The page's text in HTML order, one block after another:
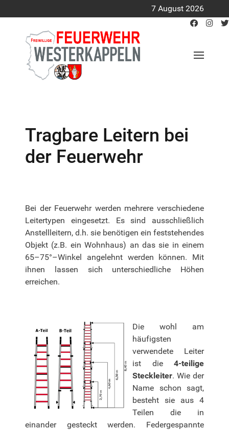
7 August 2026
Tragbare Leitern bei
der Feuerwehr
Bei der Feuerwehr werden mehrere verschiedene
Leitertypen eingesetzt. Es sind ausschließlich
Anstellleitern, d.h. sie benötigen ein feststehendes
Objekt (z.B. ein Wohnhaus) an das sie in einem
65–75°–Winkel angelehnt werden können. Mit
ihnen lassen sich unterschiedliche Höhen
erreichen.
Die wohl am
häufigsten
verwendete Leiter
ist die 4-teilige
Steckleiter. Wie der
Name schon sagt,
besteht sie aus 4
Teilen die in
einander gesteckt werden. Federgespannte